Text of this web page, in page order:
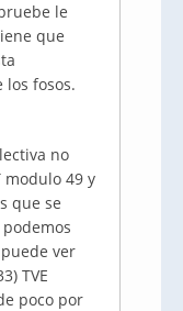
le
que
los fosos.
no
modulo 49 y
que se
ver
TVE
poco por